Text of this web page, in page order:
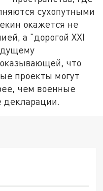
сухопутными
окажется не
а "дорогой XXI
что
проекты могут
чем военные
декларации.